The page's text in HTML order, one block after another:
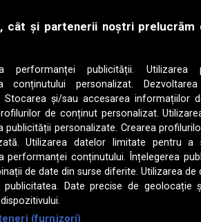
tehnologică pentru
09 Februarie 2026
9 februarie, de la ora 16.00, audițiile
- „ Atelierul deschis Eurovision
la TVR, pe platforma de
şi pe bucurestifm.ro .
România și-a ales
06 Februarie 2026
de piese intră în Atelierul deschis
în semifinala Selecției Naționale
TÂRGU-
IAŞI
cât și partenerii noștri prelucrăm
performanței publicității. Utilizarea
conținutului personalizat.
Stocarea și/sau accesarea informațiilor
de conținut personalizat.
publicității personalizate. Crearea
Utilizarea datelor limitate pentru a
performanței conținutului. Înțelegerea
de date din surse diferite. Utilizarea de
publicitatea. Date precise de geolocație
(furnizori)